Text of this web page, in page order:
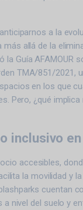
a la
allá de la
la Guía AFAMOUR
TMA/851/2021,
en los que
Pero, ¿qué
inclusivo
accesibles,
la movilidad y
cuentan
nivel del suelo y